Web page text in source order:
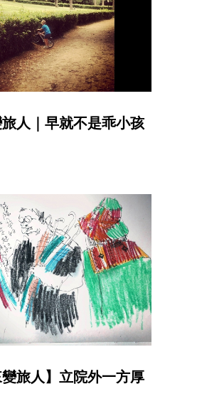
人｜早就不是乖小孩
變旅人】立院外一方厚